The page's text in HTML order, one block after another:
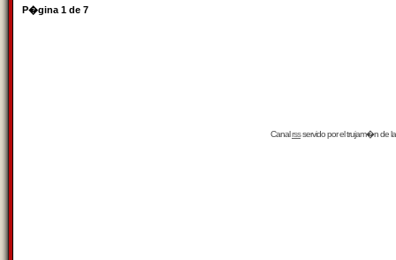
P�gina 1 de 7
Canalrssservido por eltrujam�nde